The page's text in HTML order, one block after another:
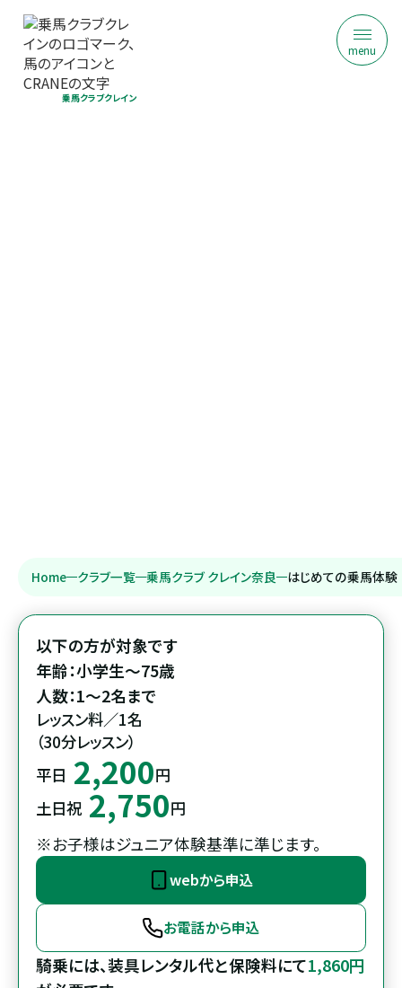
乗馬クラブクレイン
menu
Home クラブ一覧 乗馬クラブ クレイン奈良 はじめての乗馬体
以下の方が対象です
年齢：小学生～75歳
レッスン料／1名
（30分レッスン）
平日 2,200円
土日祝 2,750円
※お子様はジュニア体験基準に準じます。
webから申込
お電話から申込
騎乗には、装具レンタル代と保険料にて1,860円